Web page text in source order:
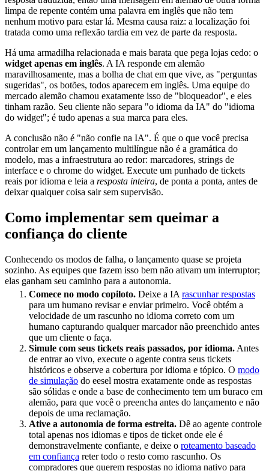
limpa de repente contém uma palavra em inglês que não tem
nenhum motivo para estar lá. Mesma causa raiz: a localização foi
tratada como uma reflexão tardia em vez de parte da resposta.
Há uma armadilha relacionada e mais barata que pega lojas cedo: o
widget apenas em inglês. A IA responde em alemão
maravilhosamente, mas a bolha de chat em que vive, as "perguntas
sugeridas", os botões, todos aparecem em inglês. Uma equipe do
mercado alemão chamou exatamente isso de "bloqueador", e eles
tinham razão. Seu cliente não separa "o idioma da IA" do "idioma
do widget"; é tudo apenas a sua marca para eles.
A conclusão não é "não confie na IA". É que o que você precisa
controlar em um lançamento multilíngue não é a gramática do
modelo, mas a infraestrutura ao redor: marcadores, strings de
interface e o chrome do widget. Execute um punhado de tickets
reais por idioma e leia a resposta inteira, de ponta a ponta, antes de
deixar qualquer coisa sair sem supervisão.
Como implementar sem queimar a
confiança do cliente
Conhecendo os modos de falha, o lançamento quase se projeta
sozinho. As equipes que fazem isso bem não ativam um interruptor;
elas ganham seu caminho para a autonomia.
Comece no modo copiloto. Deixe a IA rascunhar respostas
para um humano revisar e enviar primeiro. Você obtém a
velocidade de um rascunho no idioma correto com um
humano capturando qualquer marcador não preenchido antes
que um cliente o faça.
Simule com seus tickets reais passados, por idioma. Antes
de entrar ao vivo, execute o agente contra seus tickets
históricos e observe a cobertura por idioma e tópico. O modo
de simulação do eesel mostra exatamente onde as respostas
são sólidas e onde a base de conhecimento tem um buraco em
alemão, para que você o preencha antes do lançamento e não
depois de uma reclamação.
Ative a autonomia de forma estreita. Dê ao agente controle
total apenas nos idiomas e tipos de ticket onde ele é
demonstravelmente confiante, e deixe o roteamento baseado
em confiança reter todo o resto como rascunho. Os
compradores que querem respostas no idioma nativo para